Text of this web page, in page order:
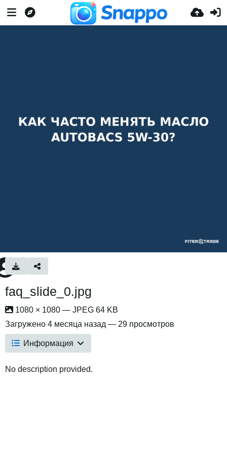
faq_slide_0.jpg
1080 × 1080 — JPEG 64 KB
Загружено 4 месяца назад — 29 просмотров
Информация
No description provided.